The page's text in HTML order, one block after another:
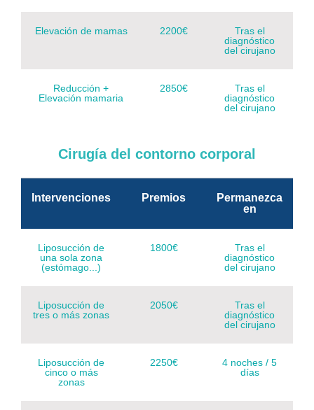
Elevación de mamas 2200€
Tras el
diagnóstico
del cirujano
Reducción +
Elevación mamaria
2850€
Tras el
diagnóstico
del cirujano
Cirugía del contorno corporal
Intervenciones Premios
Permanezca
en
Liposucción de
una sola zona
(estómago...)
1800€
Tras el
diagnóstico
del cirujano
Liposucción de
tres o más zonas
2050€
Tras el
diagnóstico
del cirujano
Liposucción de
cinco o más
zonas
2250€
4 noches / 5
días